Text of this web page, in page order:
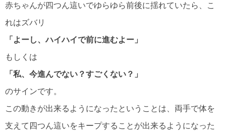
赤ちゃんが四つん這いでゆらゆら前後に揺れていたら、こ
れはズバリ
「よーし、ハイハイで前に進むよー」
もしくは
「私、今進んでない？すごくない？」
のサインです。
この動きが出来るようになったということは、両手で体を
支えて四つん這いをキープすることが出来るようになった